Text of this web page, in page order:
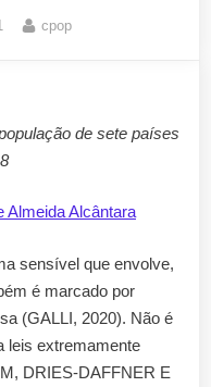
By
cpop
de sete países
Almeida Alcântara
sensível que envolve,
é marcado por
(GALLI, 2020). Não é
leis extremamente
DRIES-DAFFNER E